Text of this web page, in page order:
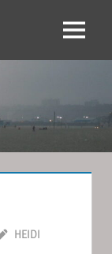
Menu
HEIDI